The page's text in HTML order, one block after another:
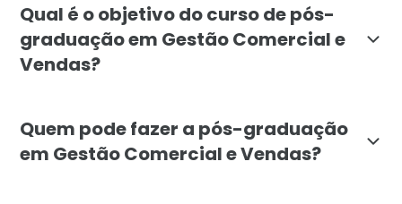
Qual é o objetivo do curso de pós-
graduação em Gestão Comercial e
Vendas?
Quem pode fazer a pós-graduação
em Gestão Comercial e Vendas?